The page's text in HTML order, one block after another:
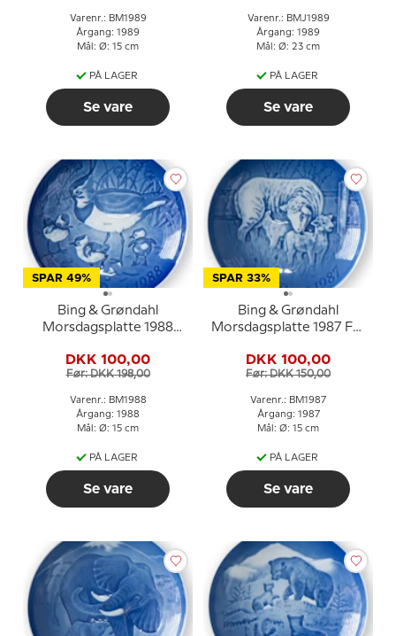
Varenr.: BM1989
Årgang: 1989
Mål: Ø: 15 cm
PÅ LAGER
Se vare
Varenr.: BMJ1989
Årgang: 1989
Mål: Ø: 23 cm
PÅ LAGER
Se vare
SPAR 49%
Bing & Grøndahl
Morsdagsplatte 1988
DKK 100,00
Før: DKK 198,00
Varenr.: BM1988
Årgang: 1988
Mål: Ø: 15 cm
PÅ LAGER
Se vare
SPAR 33%
Bing & Grøndahl
Morsdagsplatte 1987 Får
DKK 100,00
Før: DKK 150,00
Varenr.: BM1987
Årgang: 1987
Mål: Ø: 15 cm
PÅ LAGER
Se vare